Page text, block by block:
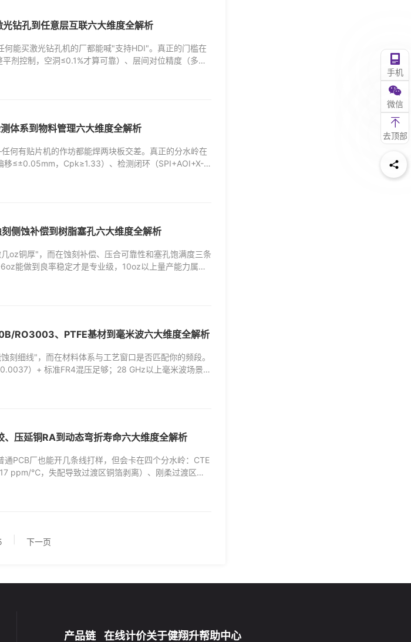
钻孔到任意层互联六大维度全解析
能买激光钻孔机的厂都能喊"支持HDI"。真正的门槛在
剂控制，空洞≤0.1%才算可靠）、层间对位精度（多次
体系到物料管理六大维度全解析
有贴片机的作坊都能焊两块板交差。真正的分水岭在
≤±0.05mm，Cpk≥1.33）、检测闭环（SPI+AOI+X-
侧蚀补偿到树脂塞孔六大维度全解析
oz铜厚"，而在蚀刻补偿、压合可靠性和塞孔饱满度三条
能做到良率稳定才是专业级，10oz以上量产能力属于
RO3003、PTFE基材到毫米波六大维度全解析
刻细线"，而在材料体系与工艺窗口是否匹配你的频段。
）+ 标准FR4混压足够；28 GHz以上毫米波场景必
压延铜RA到动态弯折寿命六大维度全解析
PCB厂也能开几条线打样，但会卡在四个分水岭：CTE
ppm/℃，失配导致过渡区铜箔剥离）、刚柔过渡区设
下一页
手机
微信
去顶部
信分享
产品链 在线计价关于健翔升帮助中心